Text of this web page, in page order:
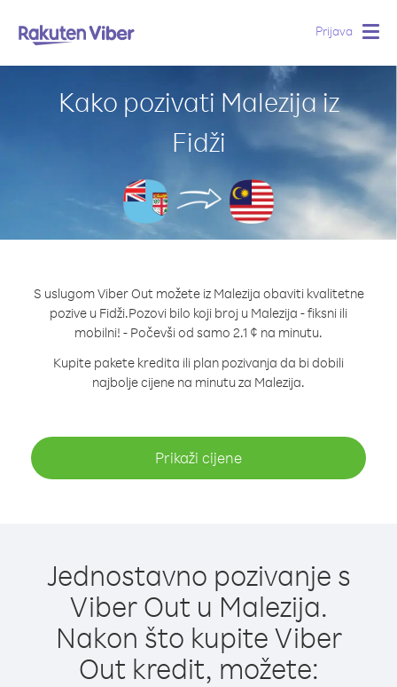
Prijava
Kako pozivati Malezija iz
Fidži
S uslugom Viber Out možete iz Malezija obaviti kvalitetne
pozive u Fidži.Pozovi bilo koji broj u Malezija - fiksni ili
mobilni! - Počevši od samo 2.1 ¢ na minutu.
Kupite pakete kredita ili plan pozivanja da bi dobili
najbolje cijene na minutu za Malezija.
Prikaži cijene
Jednostavno pozivanje s
Viber Out u Malezija.
Nakon što kupite Viber
Out kredit, možete: